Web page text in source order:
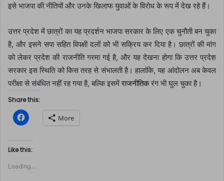
इसे भाजपा की नीतियों और उनके खिलाफ युवाओं के विरोध के रूप में देख रहे हैं।
उत्तर प्रदेश में छात्रों का यह प्रदर्शन भाजपा सरकार के लिए एक चुनौती बन चुका
है, और इसने सपा सहित विपक्षी दलों को भी सक्रिय कर दिया है। छात्रों की मांग
को लेकर प्रदेश की राजनीति गरमा गई है, और यह देखना होगा कि उत्तर प्रदेश
सरकार इस स्थिति को किस तरह से संभालती है। हालांकि, यह आंदोलन अब केवल
परीक्षा से संबंधित नहीं रह गया है, बल्कि इसमेंराजनीतिकरंग भी घुल चुका है।
Share this:
C
l
k
t
o
h
More
Like this:
Loading...